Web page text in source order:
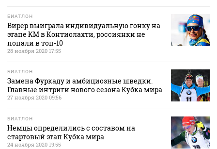
БИАТЛОН
Вирер выиграла индивидуальную гонку на
этапе КМ в Контиолахти, россиянки не
попали в топ-10
28 ноября 2020 17:55
БИАТЛОН
Замена Фуркаду и амбициозные шведки.
Главные интриги нового сезона Кубка мира
27 ноября 2020 09:56
БИАТЛОН
Немцы определились с составом на
стартовый этап Кубка мира
24 ноября 2020 19:55